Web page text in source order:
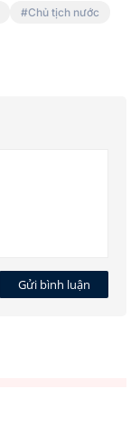
Chủ tịch nước
Gửi bình luận